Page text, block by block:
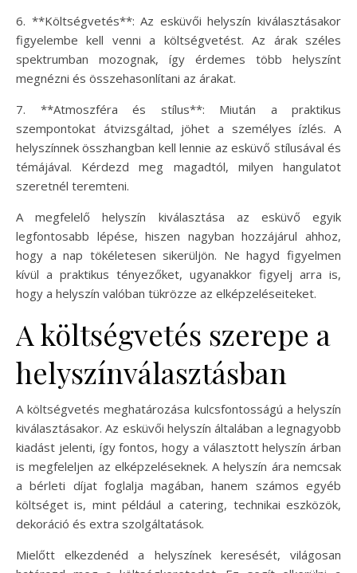
6. **Költségvetés**: Az esküvői helyszín kiválasztásakor
figyelembe kell venni a költségvetést. Az árak széles
spektrumban mozognak, így érdemes több helyszínt
megnézni és összehasonlítani az árakat.
7. **Atmoszféra és stílus**: Miután a praktikus
szempontokat átvizsgáltad, jöhet a személyes ízlés. A
helyszínnek összhangban kell lennie az esküvő stílusával és
témájával. Kérdezd meg magadtól, milyen hangulatot
szeretnél teremteni.
A megfelelő helyszín kiválasztása az esküvő egyik
legfontosabb lépése, hiszen nagyban hozzájárul ahhoz,
hogy a nap tökéletesen sikerüljön. Ne hagyd figyelmen
kívül a praktikus tényezőket, ugyanakkor figyelj arra is,
hogy a helyszín valóban tükrözze az elképzeléseiteket.
A költségvetés szerepe a
helyszínválasztásban
A költségvetés meghatározása kulcsfontosságú a helyszín
kiválasztásakor. Az esküvői helyszín általában a legnagyobb
kiadást jelenti, így fontos, hogy a választott helyszín árban
is megfeleljen az elképzeléseknek. A helyszín ára nemcsak
a bérleti díjat foglalja magában, hanem számos egyéb
költséget is, mint például a catering, technikai eszközök,
dekoráció és extra szolgáltatások.
Mielőtt elkezdenéd a helyszínek keresését, világosan